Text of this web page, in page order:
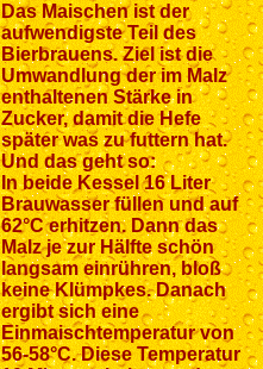
Das Maischen ist der
aufwendigste Teil des
Bierbrauens. Ziel ist die
Umwandlung der im Malz
enthaltenen Stärke in
Zucker, damit die Hefe
später was zu futtern hat.
Und das geht so:
In beide Kessel 16 Liter
Brauwasser füllen und auf
62°C erhitzen. Dann das
Malz je zur Hälfte schön
langsam einrühren, bloß
keine Klümpkes. Danach
ergibt sich eine
Einmaischtemperatur von
56-58°C. Diese Temperatur